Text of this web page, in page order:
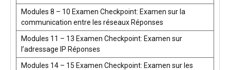
Modules 8 – 10 Examen Checkpoint: Examen sur la
communication entre les réseaux Réponses
Modules 11 – 13 Examen Checkpoint: Examen sur
l’adressage IP Réponses
Modules 14 – 15 Examen Checkpoint: Examen sur les